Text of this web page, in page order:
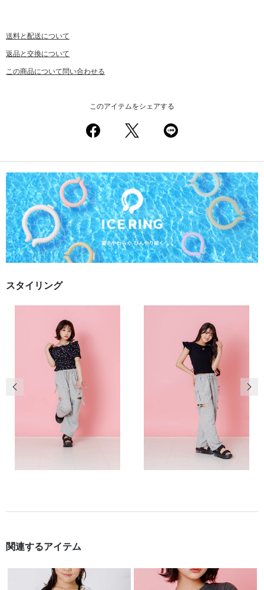
送料と配送について
返品と交換について
この商品について問い合わせる
このアイテムをシェアする
スタイリング
前の画像 次
関連するアイテム